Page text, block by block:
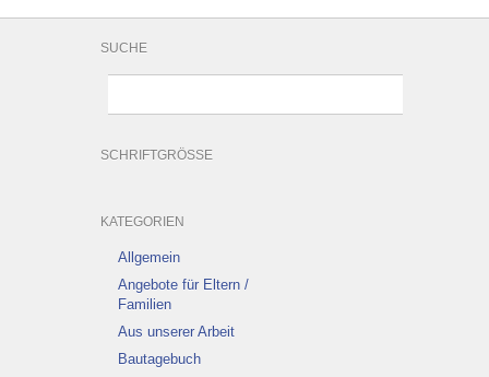
SUCHE
SCHRIFTGRÖSSE
KATEGORIEN
Allgemein
Angebote für Eltern /
Familien
Aus unserer Arbeit
Bautagebuch